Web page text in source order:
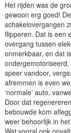
Het rijden was de
gewoon erg goed!
schakelovergangen
flipperen. Dat is een
overgang tussen
onmerkbaar, en dat
ondergemotoriseerd,
speer vandoor,
afremmen is even
‘normale’ auto,
Door dat
bebouwde kom
weer behoorlijk in
Wat vooral ook